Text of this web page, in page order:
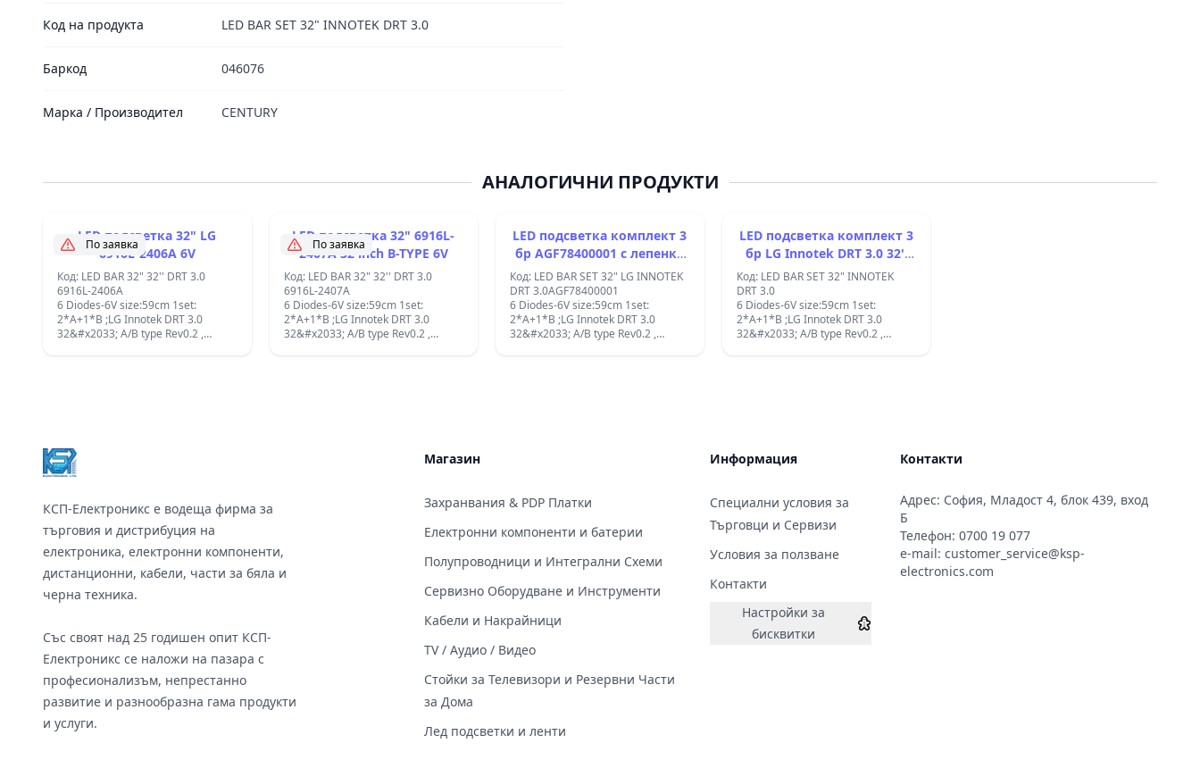
Код на продукта LED BAR SET 32" INNOTEK DRT 3.0
Баркод 046076
Марка / Производител CENTURY
АНАЛОГИЧНИ ПРОДУКТИ
По заявка
LED подсветка 32" LG
6916L-2406A 6V
Код: LED BAR 32" 32'' DRT 3.0
6916L-2406A
6 Diodes-6V size:59cm 1set:
2*A+1*B ;LG Innotek DRT 3.0
32&#x2033; A/B type Rev0.2 ,
10.5 cm;
По заявка
LED подсветка 32" 6916L-
2407A 32 inch B-TYPE 6V
Код: LED BAR 32" 32'' DRT 3.0
6916L-2407A
6 Diodes-6V size:59cm 1set:
2*A+1*B ;LG Innotek DRT 3.0
32&#x2033; A/B type Rev0.2 ,
LED подсветка комплект 3
бр AGF78400001 с лепенка
за прикрепване 141-2
Код: LED BAR SET 32" LG INNOTEK
DRT 3.0AGF78400001
6 Diodes-6V size:59cm 1set:
2*A+1*B ;LG Innotek DRT 3.0
32&#x2033; A/B type Rev0.2 ,
LED подсветка комплект 3
бр LG Innotek DRT 3.0 32''
LED Backlight 32inch LG
INNOTEK DRT 3.0 141-2
Код: LED BAR SET 32" INNOTEK
DRT 3.0
6 Diodes-6V size:59cm 1set:
2*A+1*B ;LG Innotek DRT 3.0
32&#x2033; A/B type Rev0.2 ,
КСП-Електроникс е водеща фирма за
търговия и дистрибуция на
електроника, електронни компоненти,
дистанционни, кабели, части за бяла и
черна техника.
Със своят над 25 годишен опит КСП-
Електроникс се наложи на пазара с
професионализъм, непрестанно
развитие и разнообразна гама продукти
и услуги.
Магазин
Захранвания & PDP Платки
Електронни компоненти и батерии
Полупроводници и Интегрални Схеми
Сервизно Оборудване и Инструменти
Кабели и Накрайници
TV / Аудио / Видео
Стойки за Телевизори и Резервни Части
за Дома
Лед подсветки и ленти
Информация
Специални условия за
Търговци и Сервизи
Условия за ползване
Контакти
Настройки за
бисквитки
Контакти
Адрес: София, Младост 4, блок 439, вход
Б
Телефон: 0700 19 077
e-mail: customer_service@ksp-
electronics.com